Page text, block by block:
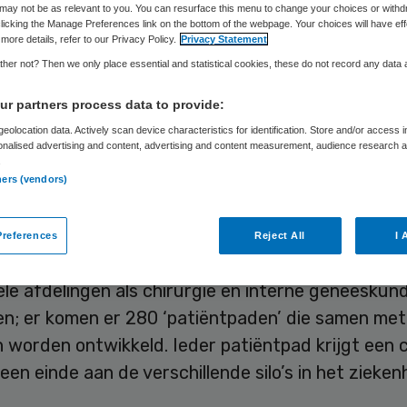
Skipr Redactie 18 maart 2016 , 08:48 76 keer gelezen
Karolinska University Hospital in
op de schop. De verschillende afdelingen
gaat het ziekenhuis het pad van de patiënt
Samsom, CEO bij het Karolinska University
afdelingen als chirurgie en interne
er komen er 280 ‘patiëntpaden’ die samen
worden ontwikkeld. Ieder patiëntpad krijgt een
einde aan de verschillende silo’s in het
not be as relevant to you. You can resurface this menu to change your choices or
the Manage Preferences link on the bottom of the webpage. Your choices will have
details, refer to our Privacy Policy. Privacy Statement
not? Then we only place essential and statistical cookies, these do not record any data
partners process data to provide:
data. Actively scan device characteristics for identification. Store and/or access
advertising and content, advertising and content measurement, audience research
(vendors)
Reject All I